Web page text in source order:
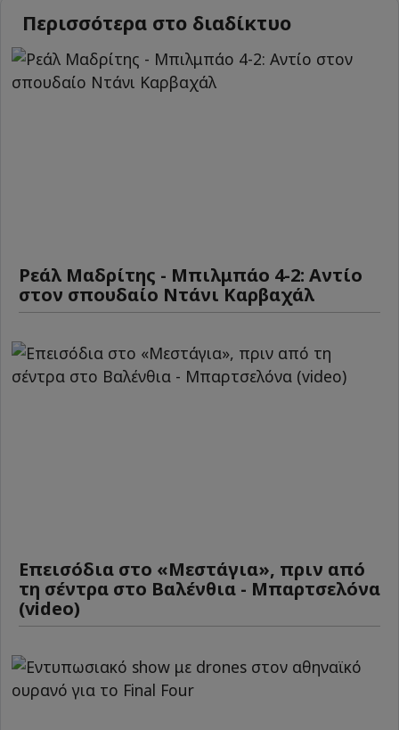
Περισσότερα στο διαδίκτυο
Ρεάλ Μαδρίτης - Μπιλμπάο 4-2: Αντίο
στον σπουδαίο Ντάνι Καρβαχάλ
Επεισόδια στο «Μεστάγια», πριν από
τη σέντρα στο Βαλένθια - Μπαρτσελόνα
(video)